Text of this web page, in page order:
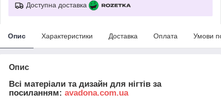
Доступна доставка
Опис Характеристики Доставка Оплата Умови
Опис
Всі матеріали та дизайн для нігтів за
посиланням: avadona.com.ua